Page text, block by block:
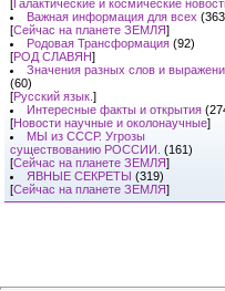
[Галактические и космические
Важная информация для всех
[Сейчас на планете ЗЕМЛЯ]
Родовая Трансформация (92)
[РОД СЛАВЯН]
Значения разных слов и
(60)
[Русский язык. ]
Интересные факты и открытия
[Новости научные и околонаучные]
МЫ из СССР. Угрозы
существованию РОССИИ. (161)
[Сейчас на планете ЗЕМЛЯ]
ЯВНЫЕ СЕКРЕТЫ (319)
[Сейчас на планете ЗЕМЛЯ]